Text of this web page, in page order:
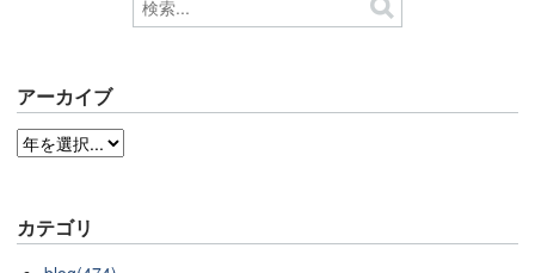
アーカイブ
カテゴリ